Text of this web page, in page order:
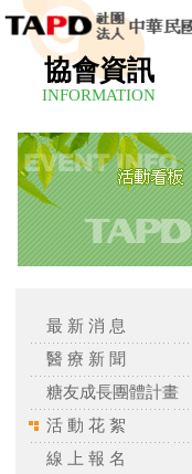
協會資訊
INFORMATION
最 新 消 息
醫 療 新 聞
糖友成長團體計畫
活 動 花 絮
線 上 報 名